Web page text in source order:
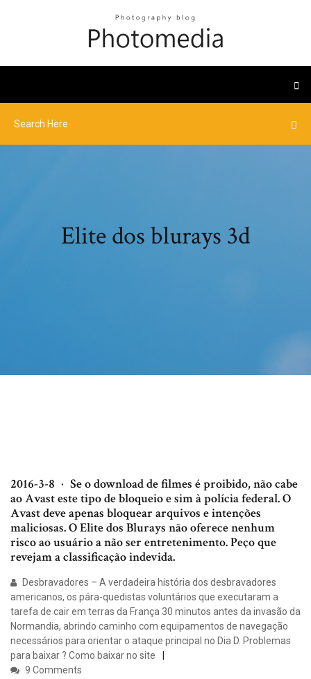
Elite dos blurays 3d
2016-3-8 · Se o download de filmes é proibido, não cabe
ao Avast este tipo de bloqueio e sim à polícia federal. O
Avast deve apenas bloquear arquivos e intenções
maliciosas. O Elite dos Blurays não oferece nenhum
risco ao usuário a não ser entretenimento. Peço que
revejam a classificação indevida.
Desbravadores – A verdadeira história dos desbravadores
americanos, os pára-quedistas voluntários que executaram a
tarefa de cair em terras da França 30 minutos antes da invasão da
Normandia, abrindo caminho com equipamentos de navegação
necessários para orientar o ataque principal no Dia D. Problemas
para baixar ? Como baixar no site
9 Comments